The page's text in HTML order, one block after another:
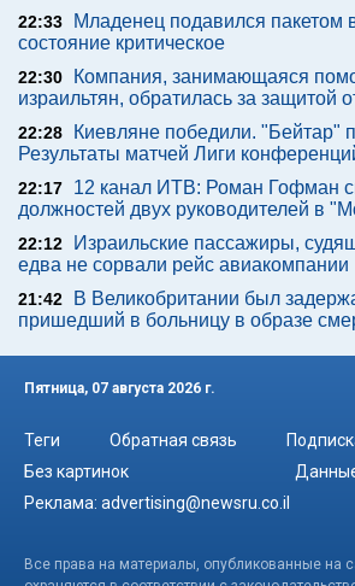
22:33
Младенец подавился пакетом
состояние критическое
22:30
Компания, занимающаяся
израильтян, обратилась за защитой
22:28
Киевляне победили. "Бейтар"
Результаты матчей Лиги
22:17
12 канал ИТВ: Роман Гофман
должностей двух руководителей в
22:12
Израильские пассажиры,
едва не сорвали рейс авиакомпании
21:42
В Великобритании был
пришедший в больницу в образе
Пятница, 07 августа 2026 г.
Теги Обратная связь
Без картинок
Реклама: advertising@newsru.co.il
Все права на материалы, опубликованные на